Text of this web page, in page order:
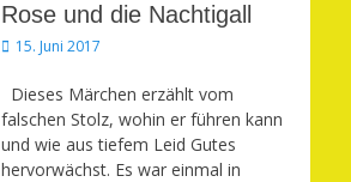
Rose und die Nachtigall
Veröffentlicht
15. Juni 2017
Dieses Märchen erzählt vom
falschen Stolz, wohin er führen kann
und wie aus tiefem Leid Gutes
hervorwächst. Es war einmal in